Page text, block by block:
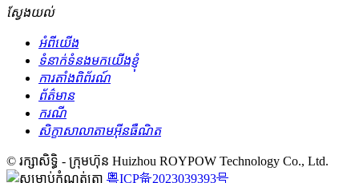
ស្វែងយល់
អំពីយើង
ទំនាក់ទំនងមកយើងខ្ញុំ
ការតាំងពិព័រណ៍
ព័ត៌មាន
ករណី
សិក្ខាសាលាតាមអ៊ីនធឺណិត
© រក្សាសិទ្ធិ - ក្រុមហ៊ុន Huizhou ROYPOW Technology Co., Ltd.
粤ICP备2023039393号